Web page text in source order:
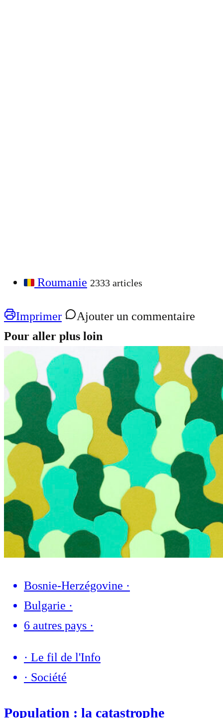
Roumanie 2333 articles
Imprimer
Ajouter un commentaire
Pour aller plus loin
Bosnie-Herzégovine ·
Bulgarie ·
6 autres pays ·
· Le fil de l'Info
· Société
Population : la catastrophe